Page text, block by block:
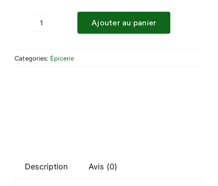
VINAIGRES
Ajouter au panier
Categories: Épicerie
Description Avis (0)